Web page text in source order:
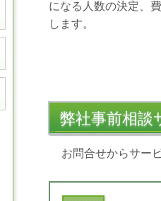
になる人数の決定、
します。
弊社事前相談
お問合せからサー